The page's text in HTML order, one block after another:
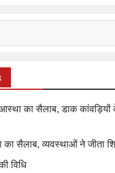
आस्था का सैलाब, डाक
का सैलाब, व्यवस्थाओं ने जीता
विधि